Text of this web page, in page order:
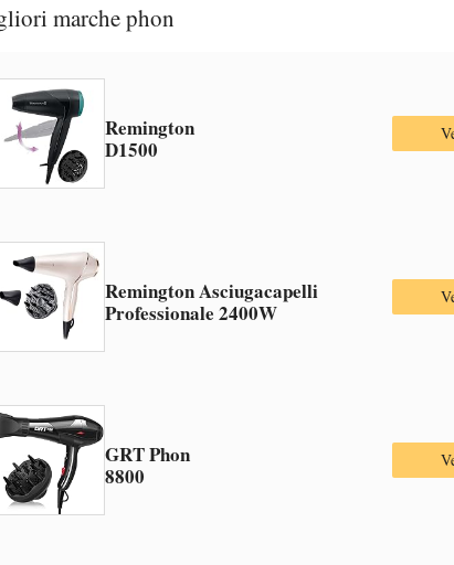
marche phon
Remington
D1500
Remington Asciugacapelli
Professionale 2400W
GRT Phon
8800